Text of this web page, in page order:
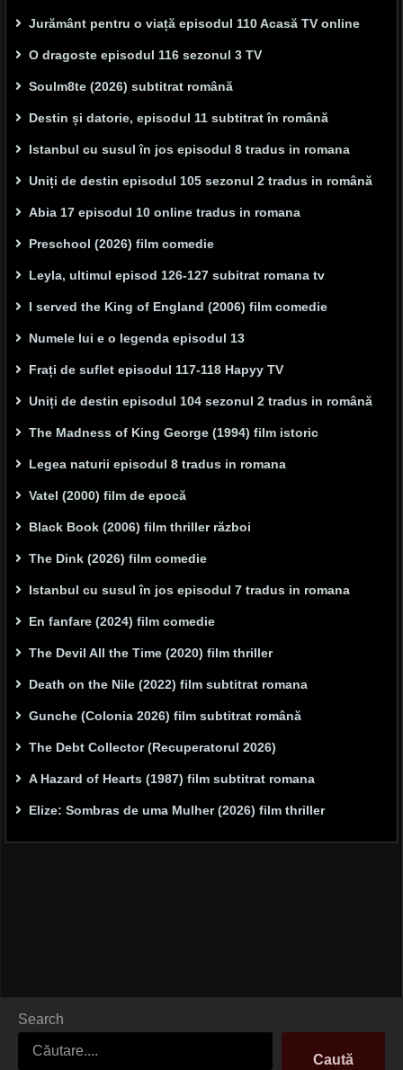
Jurământ pentru o viață episodul 110 Acasă TV online
O dragoste episodul 116 sezonul 3 TV
Soulm8te (2026) subtitrat română
Destin și datorie, episodul 11 subtitrat în română
Istanbul cu susul în jos episodul 8 tradus in romana
Uniți de destin episodul 105 sezonul 2 tradus in română
Abia 17 episodul 10 online tradus in romana
Preschool (2026) film comedie
Leyla, ultimul episod 126-127 subitrat romana tv
I served the King of England (2006) film comedie
Numele lui e o legenda episodul 13
Frați de suflet episodul 117-118 Hapyy TV
Uniți de destin episodul 104 sezonul 2 tradus in română
The Madness of King George (1994) film istoric
Legea naturii episodul 8 tradus in romana
Vatel (2000) film de epocă
Black Book (2006) film thriller război
The Dink (2026) film comedie
Istanbul cu susul în jos episodul 7 tradus in romana
En fanfare (2024) film comedie
The Devil All the Time (2020) film thriller
Death on the Nile (2022) film subtitrat romana
Gunche (Colonia 2026) film subtitrat română
The Debt Collector (Recuperatorul 2026)
A Hazard of Hearts (1987) film subtitrat romana
Elize: Sombras de uma Mulher (2026) film thriller
Search
Caută